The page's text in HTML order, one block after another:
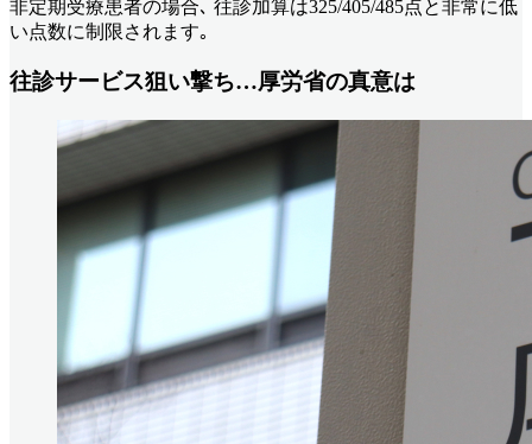
非定期受療患者の場合､ 往診加算は325/405/485点と非常に低
い点数に制限されます｡
往診サービス狙い撃ち…厚労省の真意は